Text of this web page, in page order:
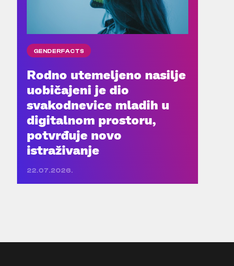
GENDERFACTS
Rodno utemeljeno nasilje
uobičajeni je dio
svakodnevice mladih u
digitalnom prostoru,
potvrđuje novo
istraživanje
22.07.2026.